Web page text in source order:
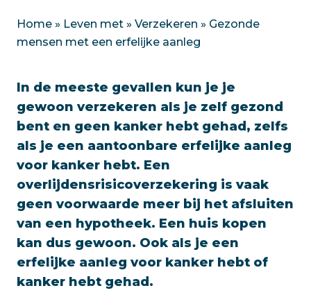
Home » Leven met » Verzekeren » Gezonde
mensen met een erfelijke aanleg
In de meeste gevallen kun je je
gewoon verzekeren als je zelf gezond
bent en geen kanker hebt gehad, zelfs
als je een aantoonbare erfelijke aanleg
voor kanker hebt. Een
overlijdensrisicoverzekering is vaak
geen voorwaarde meer bij het afsluiten
van een hypotheek. Een huis kopen
kan dus gewoon. Ook als je een
erfelijke aanleg voor kanker hebt of
kanker hebt gehad.